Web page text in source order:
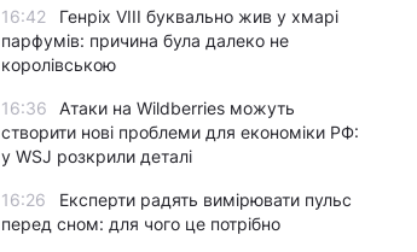
16:42
Генріх VIII буквально жив у хмарі
парфумів: причина була далеко не
королівською
16:36
Атаки на Wildberries можуть
створити нові проблеми для економіки РФ:
у WSJ розкрили деталі
16:26
Експерти радять вимірювати пульс
перед сном: для чого це потрібно